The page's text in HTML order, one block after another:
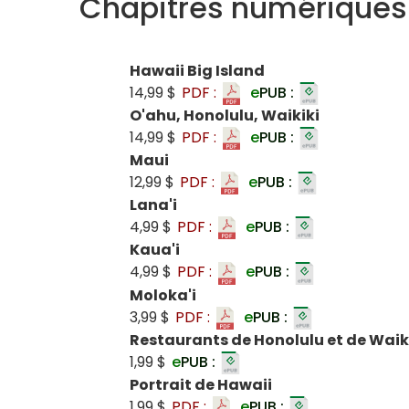
Hawaii Big Island
14,99 $ PDF : ePUB :
O'ahu, Honolulu, Waikiki
14,99 $ PDF : ePUB :
Maui
12,99 $ PDF : ePUB :
Lana'i
4,99 $ PDF : ePUB :
Kaua'i
4,99 $ PDF : ePUB :
Moloka'i
3,99 $ PDF : ePUB :
Restaurants de Honolulu et de
1,99 $ ePUB :
Portrait de Hawaii